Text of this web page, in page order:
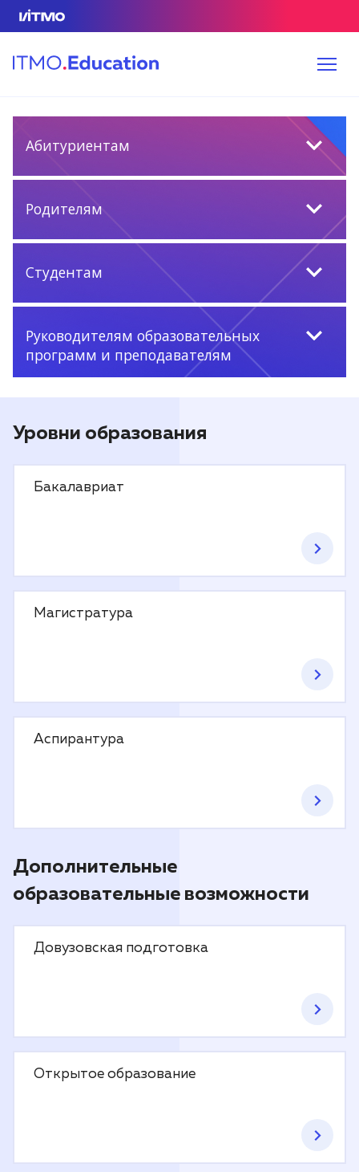
Абитуриентам
Родителям
Студентам
Руководителям образовательных
программ и преподавателям
Уровни образования
Бакалавриат
Магистратура
Аспирантура
Дополнительные
образовательные возможности
Довузовская подготовка
Открытое образование